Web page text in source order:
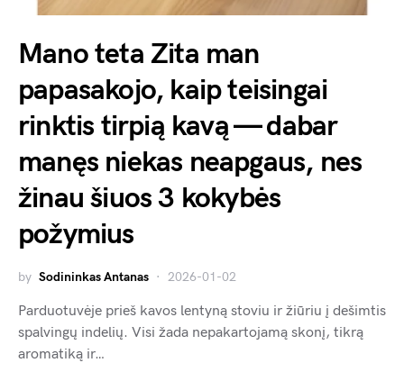
Mano teta Zita man
papasakojo, kaip teisingai
rinktis tirpią kavą — dabar
manęs niekas neapgaus, nes
žinau šiuos 3 kokybės
požymius
by Sodininkas Antanas 2026-01-02
Parduotuvėje prieš kavos lentyną stoviu ir žiūriu į dešimtis
spalvingų indelių. Visi žada nepakartojamą skonį, tikrą
aromatiką ir…